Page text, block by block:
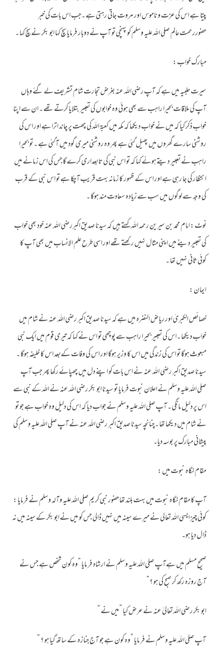
پیتا ہے اس کی عزت و ناموس اور مروت جاتی رہتی ہے ۔جب اس بات کی خبر
حضوررحمت عالم صلی اللہ علیہ وسلم کو پہنچی تو آپ نے دوبار فرمایا سچ کہا ابو بکر نے سچ کہا ۔
مبارک خواب :
سیرت حلبیہ میں ہے کہ آپ رضی اللہ عنہ بغرض تجارت شام تشریف لے گئے وہاں
آپ کی ملاقات بحیرا راہب سے بھی ہوئی وہ خوابوں کی تعبیر بتلایا کرتے تھے ۔ ان سے اپنا
خواب ذکر کیا کہ میں نے خواب دیکھا کہ مکہ میں کعبۃ اللہ کی چھت پر چاند اترا ہے اور اس کی
روشنی سارے گھروں میں پھیل گئی ہے پھر وہ روشنی میری گود میں آگئی ہے ۔ تو بحیرا
راہب نے تعبیر دیتے ہوئے کہا کہ تو اس نبی کی تابعداری کرے گا جس کی اس زمانے میں
انتظار کی جا رہی ہے اور اس کے ظہور کا زمانہ بہت قریب آچکا ہے تو اس نبی کے قرب
کی وجہ سے لوگوں میں سب سے زیادہ سعادت مند ہوگا ۔
نوٹ : امام محمد بن سیرین رحمہ اللہ کہتے ہیں کہ سیدنا صدیق اکبررضی اللہ عنہ خود بھی خواب
کی تعبیر دینے میں اپنی مثال نہیں رکھتے تھے اور اسی طرح علم الانساب میں بھی آپ کا
کوئی ثانی نہیں تھا ۔
ایمان :
خصائص الکبریٰ اور ریاض النضرہ میں ہے کہ سیدنا صدیق اکبر رضی اللہ عنہ نے شام میں
خواب دیکھا ۔اس کی تعبیر بحیرا راہب سے پوچھی تو اس نے کہا کہ تیری قوم میں ایک نبی
مبعوث ہوگا تو اس کی زندگی میں اس کا وزیر ہوگا اور اس کی وفات کےبعد اس کا خلیفہ ہوگا ۔
سیدنا صدیق اکبر رضی اللہ عنہ نے اس بات کو اپنے دل میں چھپائے رکھا پھر جب آپ
صلی اللہ علیہ وسلم نے اعلان نبوت فرمایا تو سیدنا ابو بکر رضی اللہ عنہ نے اللہ کے نبی سے
اس پر دلیل مانگی ۔ آپ صلی اللہ علیہ وسلم نے جواب دیا کہ اس کی دلیل وہ خواب ہے جو تو
نے شام میں دیکھا تھا ۔چنانچہ سیدنا صدیق اکبر رضی اللہ عنہ نے آپ صلی اللہ علیہ وسلم کی
پیشانی مبارک پر بوسہ دیا۔
مقام نگاہ نبوت میں :
آپ کا مقام نگاہ نبوت میں بہت بلند تھاحضور نبی کریم صلی اللہ علیہ وآلہ وسلم نے فرمایا :
کوئی چیز ایسی اللہ تعالی نے میرے سینہ میں نہیں ڈالی جس کو میں نے ابو بکر کے سینہ میں نہ
ڈال دیا ہو۔
صحیح مسلم میں ہےآپ صلی اللہ علیہ وسلم نے ارشاد فر مایا ”وہ کون شخص ہے جس نے
آج روزہ رکھ کر صبح کی ہو ؟“
ابو بکر رضی اللہ تعالیٰ عنہ نے عرض کیا ”میں نے “
آپ صلی اللہ علیہ وسلم نے فر مایا ”وہ کون ہے جو آج جنازہ کے ساتھ گیا ہو ؟ “